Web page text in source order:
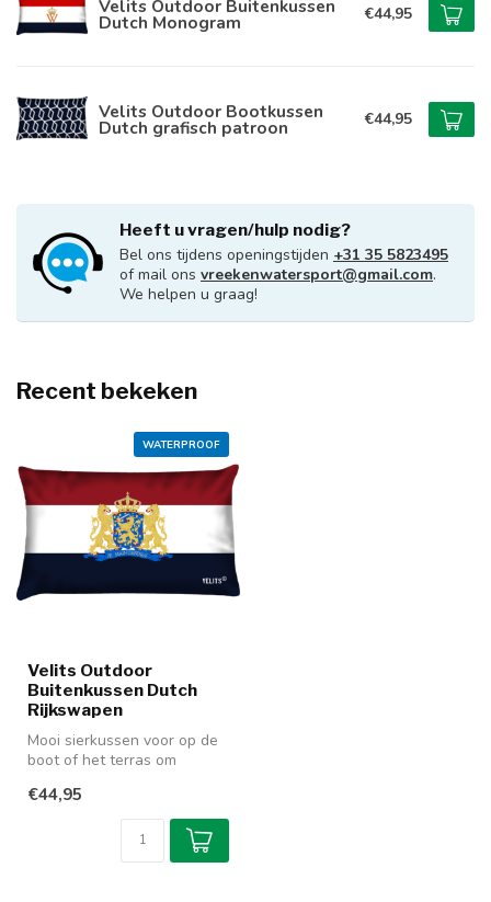
Velits Outdoor Buitenkussen
Dutch Monogram €44,95
Velits Outdoor Bootkussen
Dutch grafisch patroon €44,95
Heeft u vragen/hulp nodig?
Bel ons tijdens openingstijden +31 35 5823495
of mail ons vreekenwatersport@gmail.com.
We helpen u graag!
Recent bekeken
WATERPROOF
Velits Outdoor
Buitenkussen Dutch
Rijkswapen
Mooi sierkussen voor op de
boot of het terras om
warmrood. V...
€44,95